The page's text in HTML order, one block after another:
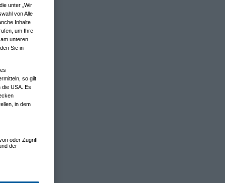
unter „Wir
von Alle
Inhalte
um Ihre
unteren
Sie in
so gilt
die USA. Es
in dem
oder Zugriff
der